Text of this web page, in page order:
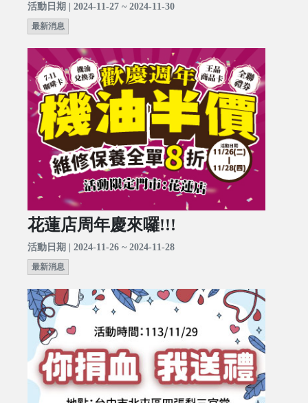
活動日期 | 2024-11-27 ~ 2024-11-30
最新消息
花蓮店周年慶來囉!!!
活動日期 | 2024-11-26 ~ 2024-11-28
最新消息